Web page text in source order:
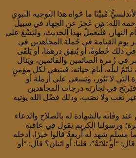
مُبيِّنًا ما حَواه هذا التوجيه النبوي
الله: مَن عَجزَ عن الجهاد في سبيل
النهار، فلْيَعملْ بهذا الحديث، وليَسْعَ على
يوم القيامة في جُملة المجاهدين في
ذلك خُطوةً، أو يُنفِق درهمًا، أو يَلقَى
في زُمرة الصائمين والقائمين، ويَنال
ليلَه، أيامَ حياته، فينبغي لكل مؤمنٍ
لا تَبُور، ويَسعَى على أرملة أو
في تجارته درجات المجاهدين
تعَب ولا نصَب، وذلك فضْل الله يؤتيه
وفاته بالشهادة له بالصلاح والدعاء
ورسولنا الكريم يقول في عاقبة
مسلمٍ شهد له أربعةٌ قالوا خيرًا، أدخله
قال: “أو ثلاثةٌ”، قلنا: أو اثنان؟ قال: “أو